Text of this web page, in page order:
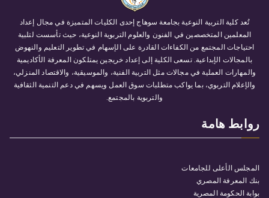
تُعد كلية التربية النوعية بجامعة سوهاج إحدى الكليات المتميزة في مجال إعداد
المعلمين المتخصصين في الفنون والعلوم التربوية النوعية، حيث تأسست لتلبية
احتياجات المجتمع من الكفاءات القادرة على الإسهام في تطوير التعليم والنهوض
بالمجالات الإبداعية. تسعى الكلية إلى إعداد خريجين يمتلكون المعرفة الأكاديمية
والمهارات العملية في مجالات مثل التربية الفنية، والموسيقية، والاقتصاد المنزلي،
والإعلام التربوي، بما يواكب متطلبات سوق العمل ويسهم في دعم التنمية الثقافية
والتربوية بالمجتمع.
روابط هامة
المجلس الأعلى للجامعات
بنك المعرفة المصري
بوابة الحكومة المصرية